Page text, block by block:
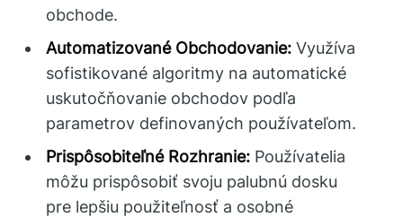
obchode.
Automatizované Obchodovanie: Využíva
sofistikované algoritmy na automatické
uskutočňovanie obchodov podľa
parametrov definovaných používateľom.
Prispôsobiteľné Rozhranie: Používatelia
môžu prispôsobiť svoju palubnú dosku
pre lepšiu použiteľnosť a osobné